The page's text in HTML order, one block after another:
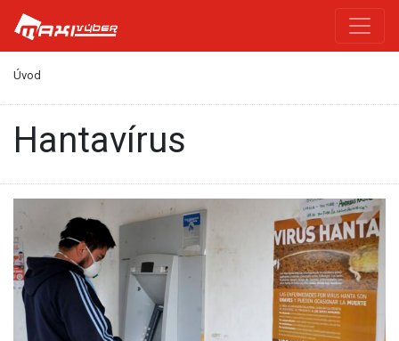
Úvod
hantavírus